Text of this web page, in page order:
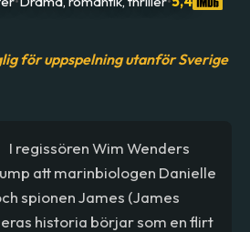
för uppspelning utanför Sverige
I regissören Wim Wenders
att marinbiologen Danielle
spionen James (James
historia börjar som en flirt